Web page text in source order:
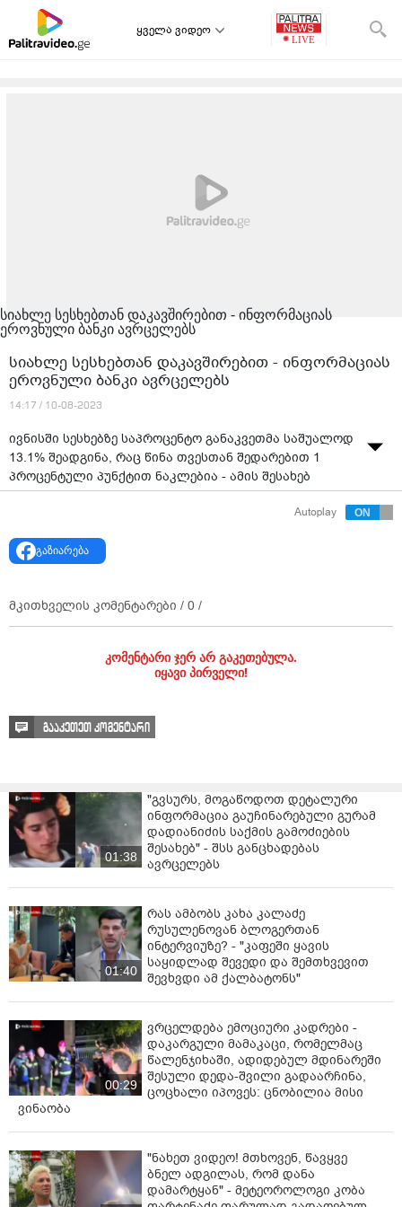
ყველა ვიდეო
სიახლე სესხებთან დაკავშირებით - ინფორმაციას
ეროვნული ბანკი ავრცელებს
სიახლე სესხებთან დაკავშირებით - ინფორმაციას
ეროვნული ბანკი ავრცელებს
14:17 / 10-08-2023
ივნისში სესხებზე საპროცენტო განაკვეთმა საშუალოდ
13.1% შეადგინა, რაც წინა თვესთან შედარებით 1
პროცენტული პუნქტით ნაკლებია - ამის შესახებ
ეროვნული ბანკის საფინანსო სექტორის მიმოხილვის
ეროვნული ბანკის ანგარიშის თანახმად,
განაკვეთების შემცირება ლარის სესხებზე
„ივნისში სესხების საშუალო შეწონილი საპროცენტო
შემცირდა და 13.1% შეადგინა. ეროვნული ვალუტით
სესხებზე საშუალო შეწონილი წლიური საპროცენტო
უცხოური ვალუტით გაცემულ კრედიტებზე საპროცენტო
განაკვეთი უცვლელია და 9.0%- ის დონეზეა.
და ივნისში 13.7% შეადგინა. იპოთეკურ სესხებზე
ეროვნული ვალუტით გაცემული სესხების საპროცენტო
განაკვეთი 0.7 პპ-ით შემცირდა და 12.0% შეადგინა.
ივნისში, წინა თვესთან შედარებით, იურიდიულ
პირებზე უცხოური ვალუტით გაცემული სესხების
საპროცენტო განაკვეთი 0.4 პპ-ით 9.4%-მდე შემცირდა.
უცხოური ვალუტით გაცემული იპოთეკური სესხების
საპროცენტო განაკვეთები 0.1 პპ-ით 7.1%-მდე
შემცირდა.
სესხები წლიურად 13.5%-ით გაიზარდა. სესხების
ზრდის ტემპმა წინა თვესთან შედარებით 0.7 პპ-ით
მოიმატა.
ივნისში, ლარით დაკრედიტება წლიურად 15.7%-ით,
უცხოური ვალუტით დაკრედიტება (გაცვლითი კურსის
ეფექტის გამორიცხვით) 11.1%-მდე გაიზარდა და
Autoplay
გაზიარება
მკითხველის კომენტარები / 0 /
კომენტარი ჯერ არ გაკეთებულა.
იყავი პირველი!
გააკეთეთ კომენტარი
01:38
"გვსურს, მოგაწოდოთ დეტალური
ინფორმაცია გაუჩინარებული გურამ
დადიანიძის საქმის გამოძიების
შესახებ" - შსს განცხადებას
ავრცელებს
01:40
რას ამბობს კახა კალაძე
რუსულენოვან ბლოგერთან
ინტერვიუზე? - "კაფეში ყავის
საყიდლად შევედი და შემთხვევით
შევხვდი ამ ქალბატონს"
00:29
ვრცელდება ემოციური კადრები -
დაკარგული მამაკაცი, რომელმაც
წალენჯიხაში, ადიდებულ მდინარეში
შესული დედა-შვილი გადაარჩინა,
ცოცხალი იპოვეს: ცნობილია მისი
ვინაობა
"ნახეთ ვიდეო! მთხოვენ, წავყვე
ბნელ ადგილას, რომ დანა
დამარტყან" - მეტეოროლოგი კობა